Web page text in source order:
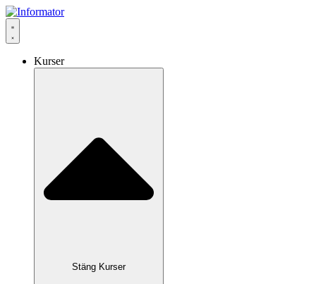
Hoppa
till
innehåll
Kurser
Stäng Kurser